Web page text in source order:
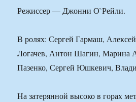
Режиссер — Джонни О`Рейли.
В ролях: Сергей Гармаш,
Логачев, Антон Шагин, Марина
Пазенко, Сергей Юшкевич,
На затерянной высоко в горах